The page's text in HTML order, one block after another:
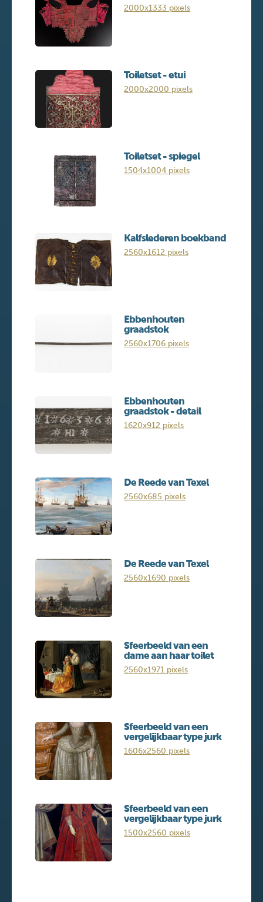
2000x1333 pixels
Toiletset - etui
2000x2000 pixels
Toiletset - spiegel
1504x1004 pixels
Kalfslederen boekband
2560x1612 pixels
Ebbenhouten
graadstok
2560x1706 pixels
Ebbenhouten
graadstok - detail
1620x912 pixels
De Reede van Texel
2560x685 pixels
De Reede van Texel
2560x1690 pixels
Sfeerbeeld van een
dame aan haar toilet
2560x1971 pixels
Sfeerbeeld van een
vergelijkbaar type jurk
1606x2560 pixels
Sfeerbeeld van een
vergelijkbaar type jurk
1500x2560 pixels